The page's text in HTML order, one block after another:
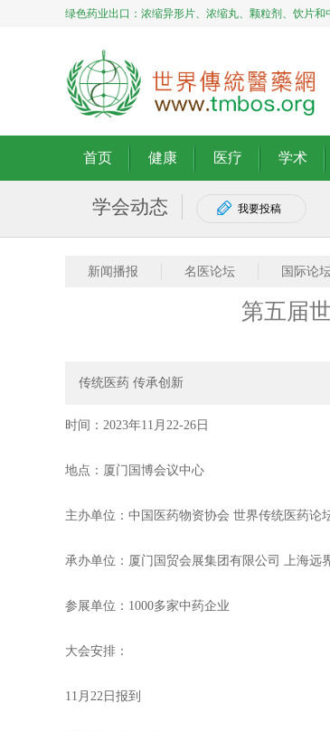
绿色药业出口：浓缩异形片、浓缩丸、颗粒剂、饮片和
首页 健康 医疗 学术
学会动态 我要投稿
新闻播报 名医论坛 国际论
第五届
传统医药 传承创新
时间：2023年11月22-26日
地点：厦门国博会议中心
主办单位：中国医药物资协会 世界传统医药论
承办单位：厦门国贸会展集团有限公司 上海
参展单位：1000多家中药企业
大会安排：
11月22日报到